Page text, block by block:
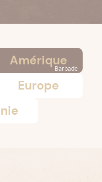
Amérique
Barbade
Europe